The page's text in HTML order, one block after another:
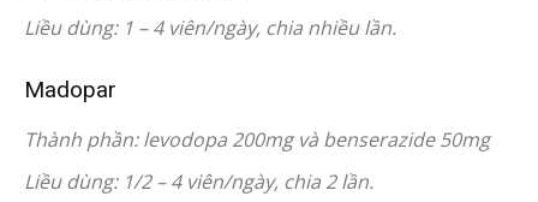
Liều dùng: 1 – 4 viên/ngày, chia nhiều lần.
Madopar
Thành phần: levodopa 200mg và benserazide 50mg
Liều dùng: 1/2 – 4 viên/ngày, chia 2 lần.